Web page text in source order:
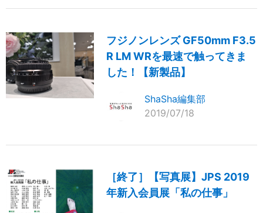
フジノンレンズ GF50mm F3.5
R LM WRを最速で触ってきま
した！【新製品】
ShaSha編集部
2019/07/18
［終了］【写真展】JPS 2019
年新入会員展「私の仕事」